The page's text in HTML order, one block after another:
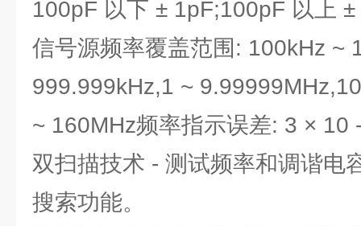
100pF 以下 ± 1pF;100pF 以上
信号源频率覆盖范围: 100kHz ~
999.999kHz,1 ~
~ 160MHz频率指示误差: 3 × 10
双扫描技术 - 测试频率和调谐电
搜索功能。